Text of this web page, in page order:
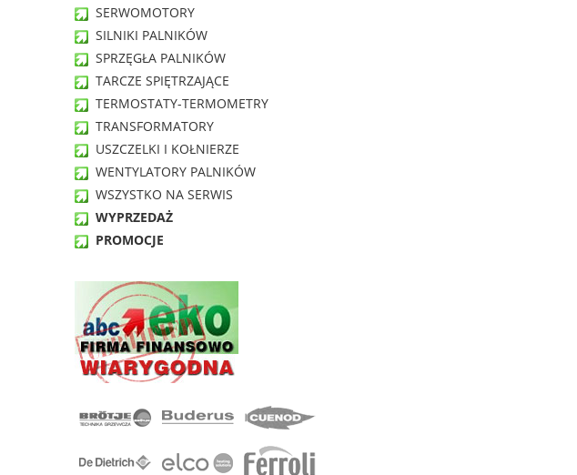
SERWOMOTORY
SILNIKI PALNIKÓW
SPRZĘGŁA PALNIKÓW
TARCZE SPIĘTRZAJĄCE
TERMOSTATY-TERMOMETRY
TRANSFORMATORY
USZCZELKI I KOŁNIERZE
WENTYLATORY PALNIKÓW
WSZYSTKO NA SERWIS
WYPRZEDAŻ
PROMOCJE